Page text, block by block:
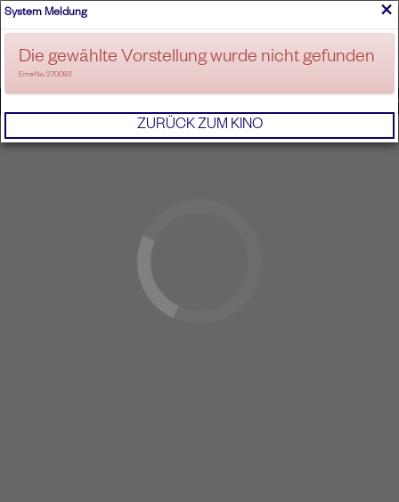
ANMELDEN
×
System Meldung
Die gewählte Vorstellung wurde nicht gefunden
ErrorNo. 270083
ZURÜCK ZUM KINO